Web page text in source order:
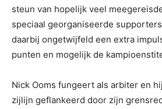
steun van hopelijk veel
speciaal georganiseerde
daarbij ongetwijfeld een extra
punten en mogelijk de
Nick Ooms fungeert als arbiter en
zijlijn geflankeerd door zijn